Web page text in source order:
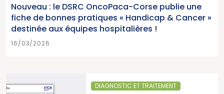
Nouveau : le DSRC OncoPaca-Corse publie une
fiche de bonnes pratiques « Handicap & Cancer »
destinée aux équipes hospitalières !
16/03/2026
DIAGNOSTIC ET TRAITEMENT